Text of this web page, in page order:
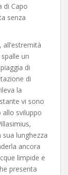
di Capo
senza
un
di
di
la
vi sono
allo sviluppo
lunghezza
ancora
limpide e
presenta